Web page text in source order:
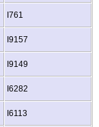
I761
I9157
I9149
I6282
I6113